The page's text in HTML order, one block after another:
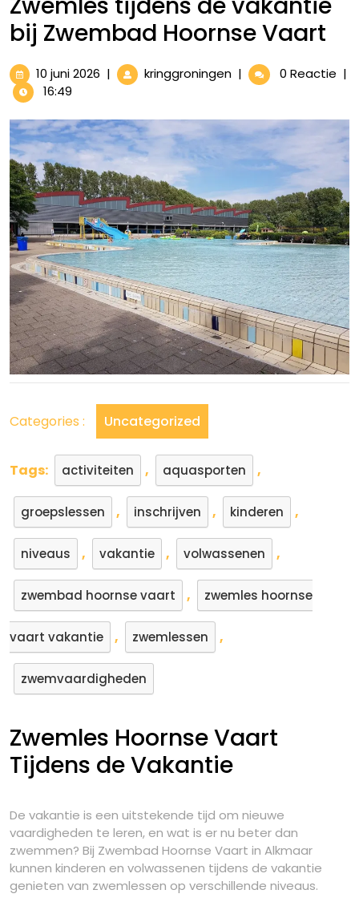
bij Zwembad Hoornse Vaart
10 juni 2026 10| kringgroningenZwemles
tijdens
vakantie
Zwembad
Vaart
| 0 Reactie |
16:49
Categories : Uncategorized
Tags: activiteiten , aquasporten ,
groepslessen , inschrijven , kinderen ,
niveaus , vakantie , volwassenen ,
zwembad hoornse vaart , zwemles hoornse
vaart vakantie , zwemlessen ,
zwemvaardigheden
Zwemles Hoornse Vaart
Tijdens de Vakantie
De vakantie is een uitstekende tijd om nieuwe
vaardigheden te leren, en wat is er nu beter dan
zwemmen? Bij Zwembad Hoornse Vaart in Alkmaar
kunnen kinderen en volwassenen tijdens de vakantie
genieten van zwemlessen op verschillende niveaus.